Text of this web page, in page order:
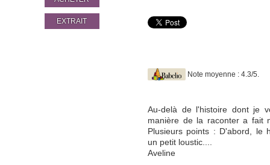
EXTRAIT
Note moyenne : 4.3/5.
Au-delà de l'histoire dont je
manière de la raconter a fait
Plusieurs points : D'abord, le
un petit loustic....
Aveline